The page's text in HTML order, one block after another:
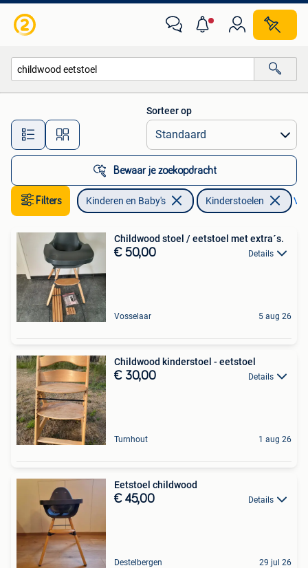
Alle afstanden…
Sorteer op
Bewaar je zoekopdracht
Filters Kinderen en Baby's Kinderstoelen
Childwood stoel / eetstoel met extra´s.
€ 50,00 Details
Vosselaar 5 aug 26
Childwood kinderstoel - eetstoel
€ 30,00 Details
Turnhout 1 aug 26
Eetstoel childwood
€ 45,00 Details
Destelbergen 29 jul 26